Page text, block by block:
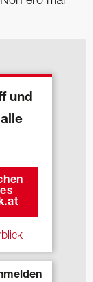
und